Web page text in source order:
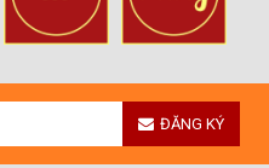
ĐĂNG KÝ